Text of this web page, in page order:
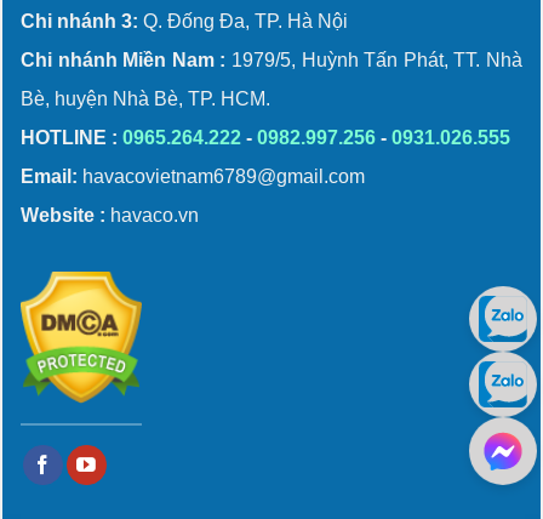
Chi nhánh 3: Q. Đống Đa, TP. Hà Nội
Chi nhánh Miền Nam : 1979/5, Huỳnh Tấn Phát, TT. Nhà
Bè, huyện Nhà Bè, TP. HCM.
HOTLINE : 0965.264.222 - 0982.997.256 - 0931.026.555
Email: havacovietnam6789@gmail.com
Website : havaco.vn